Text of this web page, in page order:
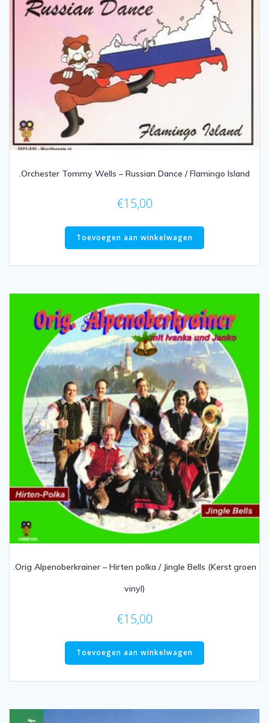
.Orchester Tommy Wells – Russian Dance / Flamingo Island
€15,00
Toevoegen aan winkelwagen
.Orig Alpenoberkrainer – Hirten polka / Jingle Bells (Kerst groen
vinyl)
€15,00
Toevoegen aan winkelwagen